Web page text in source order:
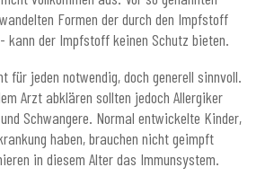
Formen der durch den Impfstoff
kann der Impfstoff keinen Schutz bieten.
für jeden notwendig, doch generell sinnvoll.
Arzt abklären sollten jedoch Allergiker
Schwangere. Normal entwickelte Kinder,
haben, brauchen nicht geimpft
in diesem Alter das Immunsystem.